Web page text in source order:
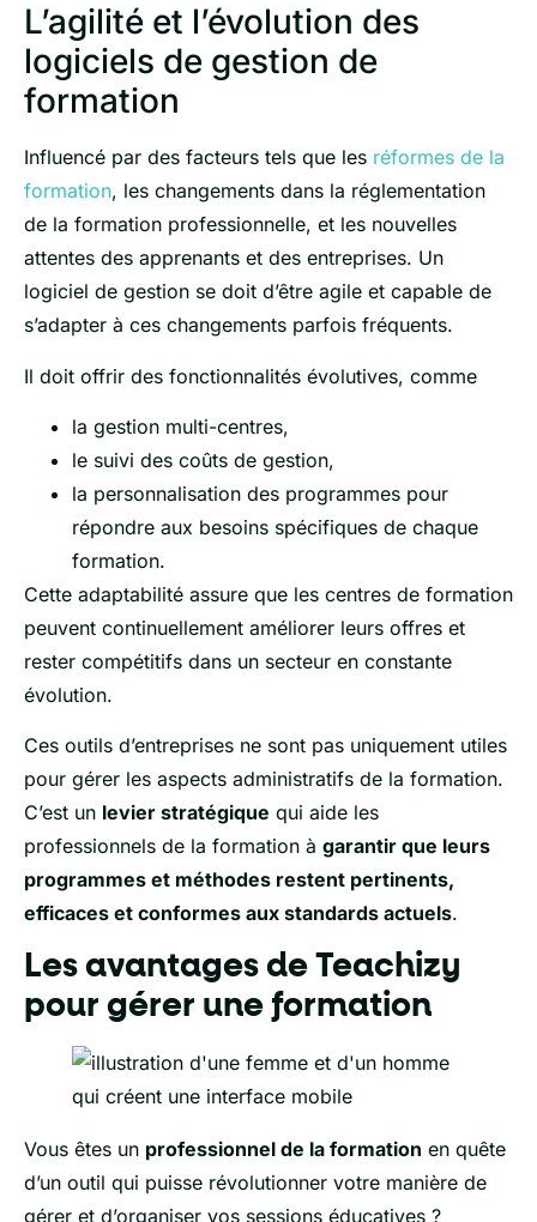
L’agilité et l’évolution des
logiciels de gestion de
formation
Influencé par des facteurs tels que les réformes de la
formation, les changements dans la réglementation
de la formation professionnelle, et les nouvelles
attentes des apprenants et des entreprises. Un
logiciel de gestion se doit d’être agile et capable de
s’adapter à ces changements parfois fréquents.
Il doit offrir des fonctionnalités évolutives, comme
la gestion multi-centres,
le suivi des coûts de gestion,
la personnalisation des programmes pour
répondre aux besoins spécifiques de chaque
formation.
Cette adaptabilité assure que les centres de formation
peuvent continuellement améliorer leurs offres et
rester compétitifs dans un secteur en constante
évolution.
Ces outils d’entreprises ne sont pas uniquement utiles
pour gérer les aspects administratifs de la formation.
C’est un levier stratégique qui aide les
professionnels de la formation à garantir que leurs
programmes et méthodes restent pertinents,
efficaces et conformes aux standards actuels.
Les avantages de Teachizy
pour gérer une formation
Vous êtes un professionnel de la formation en quête
d’un outil qui puisse révolutionner votre manière de
gérer et d’organiser vos sessions éducatives ?